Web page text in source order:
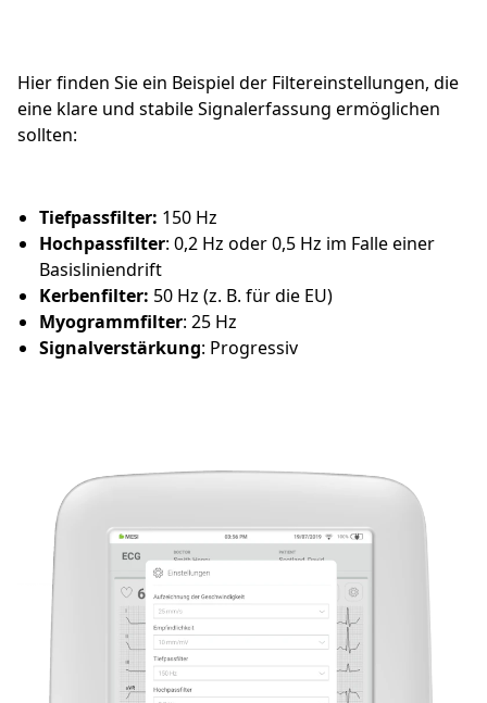
Hier finden Sie ein Beispiel der Filtereinstellungen, die
eine klare und stabile Signalerfassung ermöglichen
sollten:
Tiefpassfilter: 150 Hz
Hochpassfilter: 0,2 Hz oder 0,5 Hz im Falle einer
Basisliniendrift
Kerbenfilter: 50 Hz (z. B. für die EU)
Myogrammfilter: 25 Hz
Signalverstärkung: Progressiv